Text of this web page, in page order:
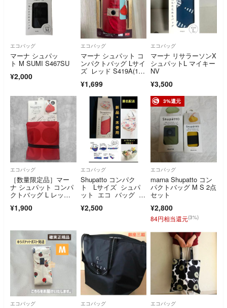
エコバッグ
マーナ シュパッ
ト M SUMI S467SU
¥2,000
エコバッグ
マーナ シュパット コ
ンパクトバッグ Lサイ
ズ レッド S419A(1コ
¥1,699
エコバッグ
マーナ リサラーソンX
シュパットL マイキー
NV
¥3,500
エコバッグ
［数量限定品］マー
ナ シュパット コンパ
クトバッグ L レッド
ブン＆アイ限定版
¥1,900
エコバッグ
Shupatto コンパク
ト Lサイズ シュパ
ット エコ バッグ 特
¥2,500
3%還元
エコバッグ
marna Shupatto コン
パクトバッグ M S 2点
セット
¥2,800
84円相当還元(3%)
エコバッグ エコバッグ エコバッグ